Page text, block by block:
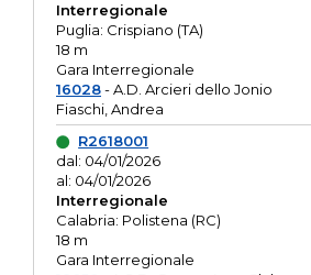
Interregionale
Puglia: Crispiano (TA)
18 m
Gara Interregionale
16028- A.D. Arcieri dello Jonio
Fiaschi, Andrea
R2618001
dal: 04/01/2026
al: 04/01/2026
Interregionale
Calabria: Polistena (RC)
18 m
Gara Interregionale